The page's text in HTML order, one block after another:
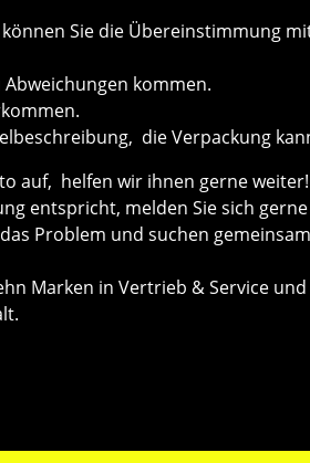
Sie die Übereinstimmung
kommen.
die Verpackung
auf, helfen wir ihnen gerne weiter!
entspricht, melden Sie sich
Problem und suchen
Marken in Vertrieb & Service